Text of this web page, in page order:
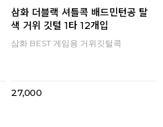
삼화 더블랙 셔틀콕 배드민턴공 탈
색 거위 깃털 1타 12개입
삼화 BEST 게임용 거위깃털콕
27,000